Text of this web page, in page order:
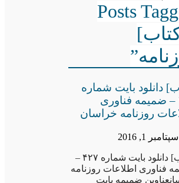
Posts
دانلود بایت شماره
۴۲۷ – ضمیمه فناوری
روزنامه خراسان
سپتامبر 1, 2016
[کتاب] دانلود بایت شماره ۴۲۷ –
فناوری اطلاعات روزنامه
ضمیمه بایت